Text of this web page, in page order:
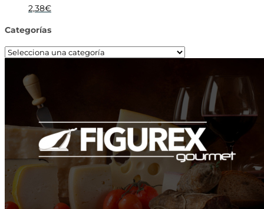
2,38€
Categorías